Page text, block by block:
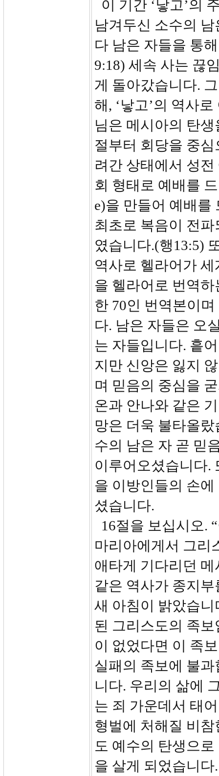
이 기간 ‘낳고’의
남겨두신 소수의
다 남은 자들을 통
9:18) 세속 사는 끊
게 돌아갔습니다.
해, ‘낳고’의 역사
님은 메시아의 탄
절부터 회당을 중
려간 상태에서 성
회 형태로 예배를
e)을 만들어 예배를
최초로 복음이 전
였습니다.(행13:5)
역사로 헬라어가
을 헬라어로 번역
한 70인 번역본이
다. 남은 자들은 오
는 자들입니다. 흩
지만 신앙은 잃지
며 믿음의 중심을
온과 안나와 같은
망은 더욱 불타올
수의 남은 자 곧 믿
이루어오셨습니다.
을 이방인들의 손
셨습니다.
16절을 보십시오.
마리아에게서 그리
애타게 기다리던
같은 역사가 종지
새 아침이 밝았습
된 그리스도의 족
이 없었다면 이 족
실패의 족보에 불
니다. 우리의 삶에
는 죄 가운데서 태
형벌에 처해질 비
도 예수의 탄생으
을 살게 되었습니